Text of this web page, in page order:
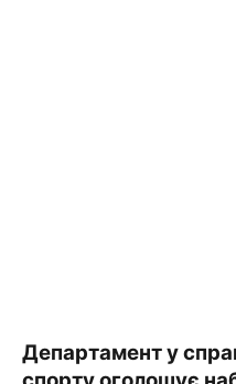
Департамент у